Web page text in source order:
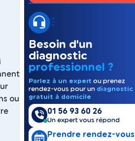
ou
Besoin d'un
diagnostic
professionnel ?
Parlez à un expert ou prenez
rendez-vous pour un diagnostic
gratuit à domicile
01 56 93 60 26
Un expert vous répond
Prendre rendez-vous